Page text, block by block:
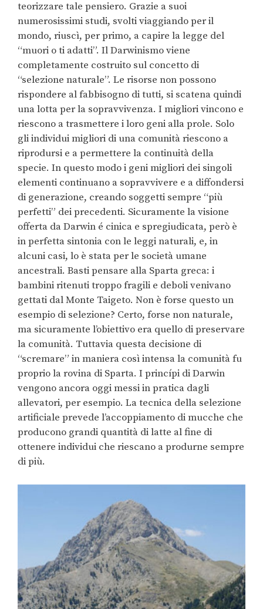
teorizzare tale pensiero. Grazie a suoi
numerosissimi studi, svolti viaggiando per il
mondo, riuscì, per primo, a capire la legge del
“muori o ti adatti”. Il Darwinismo viene
completamente costruito sul concetto di
“selezione naturale”. Le risorse non possono
rispondere al fabbisogno di tutti, si scatena quindi
una lotta per la sopravvivenza. I migliori vincono e
riescono a trasmettere i loro geni alla prole. Solo
gli individui migliori di una comunità riescono a
riprodursi e a permettere la continuità della
specie. In questo modo i geni migliori dei singoli
elementi continuano a sopravvivere e a diffondersi
di generazione, creando soggetti sempre “più
perfetti” dei precedenti. Sicuramente la visione
offerta da Darwin é cinica e spregiudicata, però è
in perfetta sintonia con le leggi naturali, e, in
alcuni casi, lo è stata per le società umane
ancestrali. Basti pensare alla Sparta greca: i
bambini ritenuti troppo fragili e deboli venivano
gettati dal Monte Taigeto. Non è forse questo un
esempio di selezione? Certo, forse non naturale,
ma sicuramente l’obiettivo era quello di preservare
la comunità. Tuttavia questa decisione di
“scremare” in maniera così intensa la comunità fu
proprio la rovina di Sparta. I princípi di Darwin
vengono ancora oggi messi in pratica dagli
allevatori, per esempio. La tecnica della selezione
artificiale prevede l’accoppiamento di mucche che
producono grandi quantità di latte al fine di
ottenere individui che riescano a produrne sempre
di più.